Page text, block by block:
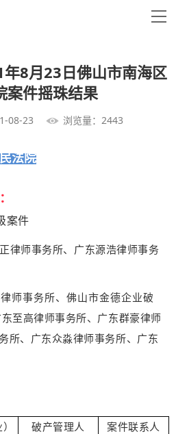
年8月23日佛山市南海区
案件摇珠结果
08-23 浏览量：2443
法院
案件
律师事务所、 广东源浩律师事务
师事务所、佛山市金德企业破
东至高律师事务所、广东群豪律师
所、广东众淼律师事务所、广东
破产管理人 案件联系人